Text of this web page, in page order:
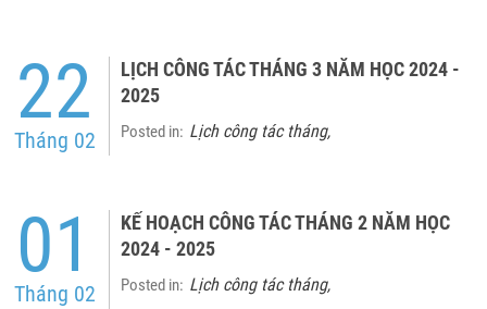
22
Tháng 02
LỊCH CÔNG TÁC THÁNG 3 NĂM HỌC 2024 -
2025
Posted in: Lịch công tác tháng,
01
Tháng 02
KẾ HOẠCH CÔNG TÁC THÁNG 2 NĂM HỌC
2024 - 2025
Posted in: Lịch công tác tháng,